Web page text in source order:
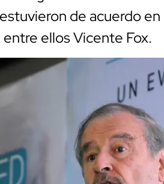
de acuerdo
entre ellos Vicente Fox.